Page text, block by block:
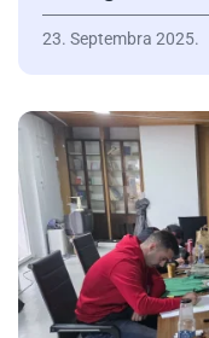
23. Septembra 2025.